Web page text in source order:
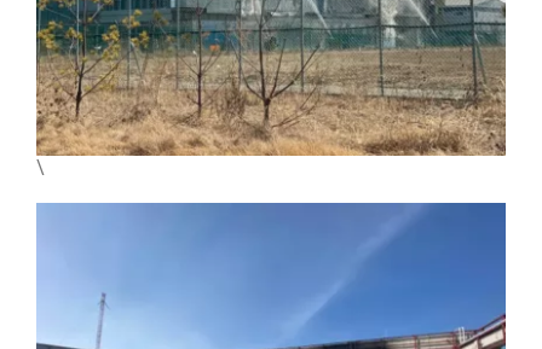
\